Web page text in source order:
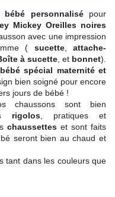
bébé personnalisépour
Mickey Oreilles noires
avec une impression
( sucette, attache-
à sucette , et bonnet).
spécial maternité et
bien soigné pour encore
jours de bébé !
chaussons sont bien
rigolos , pratiques et
chaussettes et sont faits
seront bien au chaud et
tant dans les couleurs que